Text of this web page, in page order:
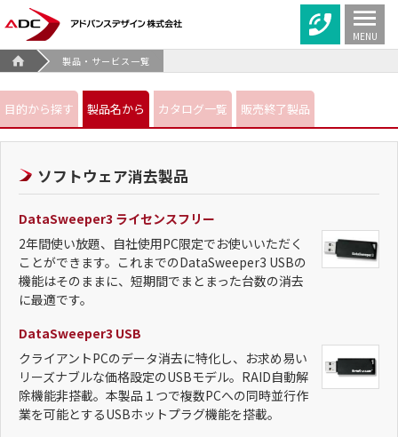
MENU
製品・サービス一覧
目的から探す 製品名から カタログ一覧 販売終了製品
ソフトウェア消去製品
DataSweeper3 ライセンスフリー
2年間使い放題、自社使用PC限定でお使いいただく
ことができます。これまでのDataSweeper3 USBの
機能はそのままに、短期間でまとまった台数の消去
に最適です。
DataSweeper3 USB
クライアントPCのデータ消去に特化し、お求め易い
リーズナブルな価格設定のUSBモデル。RAID自動解
除機能非搭載。本製品１つで複数PCへの同時並行作
業を可能とするUSBホットプラグ機能を搭載。